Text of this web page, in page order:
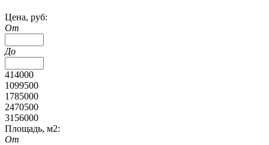
Цена, руб:
От
До
414000
1099500
1785000
2470500
3156000
Площадь, м2:
От